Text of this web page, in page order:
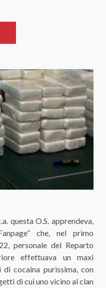
questa O.S. apprendeva,
che, nel primo
personale del Reparto
effettuava un maxi
cocaina purissima, con
di cui uno vicino al clan